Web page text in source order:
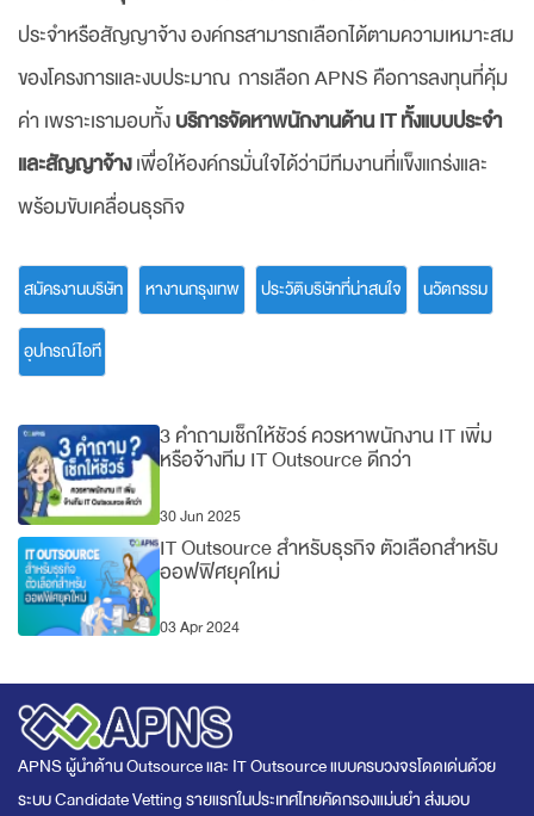
ประจำหรือสัญญาจ้าง องค์กรสามารถเลือกได้ตามความเหมาะสม
ของโครงการและงบประมาณ การเลือก APNS คือการลงทุนที่คุ้ม
ค่า เพราะเรามอบทั้งบริการจัดหาพนักงานด้าน IT ทั้งแบบประจำ
และสัญญาจ้างเพื่อให้องค์กรมั่นใจได้ว่ามีทีมงานที่แข็งแกร่งและ
พร้อมขับเคลื่อนธุรกิจ
สมัครงานบริษัท หางานกรุงเทพ ประวัติบริษัทที่น่าสนใจ นวัตกรรม
อุปกรณ์ไอที
3 คำถามเช็กให้ชัวร์ ควรหาพนักงาน IT เพิ่ม
หรือจ้างทีม IT Outsource ดีกว่า
30 Jun 2025
IT Outsource สำหรับธุรกิจ ตัวเลือกสำหรับ
ออฟฟิศยุคใหม่
03 Apr 2024
APNS ผู้นำด้าน Outsource และ IT Outsource แบบครบวงจรโดดเด่นด้วย
ระบบ Candidate Vetting รายแรกในประเทศไทยคัดกรองแม่นยำ ส่งมอบ